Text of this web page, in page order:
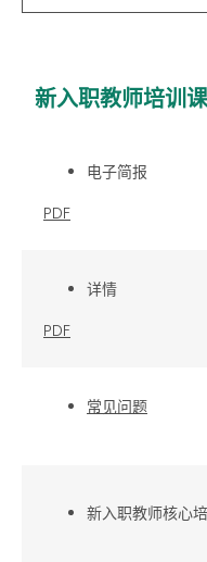
新入职教师培训
电子简报
PDF
详情
PDF
常见问题
新入职教师核心